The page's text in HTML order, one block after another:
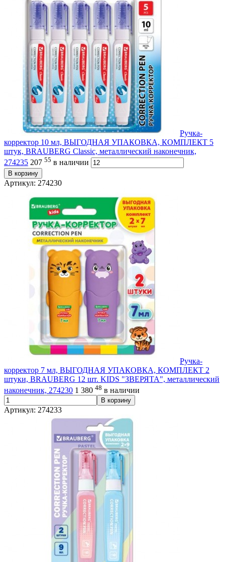
Ручка-
корректор 10 мл, ВЫГОДНАЯ УПАКОВКА, КОМПЛЕКТ 5
штук, BRAUBERG Сlassic, металлический наконечник,
274235 207 55 в наличии
В корзину
Артикул: 274230
Ручка-
корректор 7 мл, ВЫГОДНАЯ УПАКОВКА, КОМПЛЕКТ 2
штуки, BRAUBERG 12 шт. KIDS "ЗВЕРЯТА", металлический
наконечник, 274230 1 380 48 в наличии
В корзину
Артикул: 274233